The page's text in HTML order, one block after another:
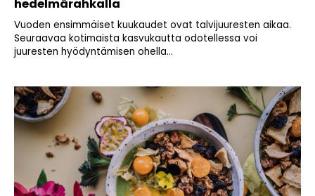
hedelmärahkalla
Vuoden ensimmäiset kuukaudet ovat talvijuuresten aikaa.
Seuraavaa kotimaista kasvukautta odotellessa voi
juuresten hyödyntämisen ohella...